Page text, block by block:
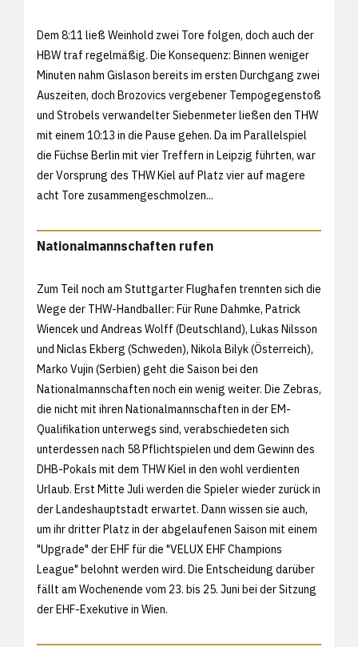
Dem 8:11 ließ Weinhold zwei Tore folgen, doch auch der
HBW traf regelmäßig. Die Konsequenz: Binnen weniger
Minuten nahm Gislason bereits im ersten Durchgang zwei
Auszeiten, doch Brozovics vergebener Tempogegenstoß
und Strobels verwandelter Siebenmeter ließen den THW
mit einem 10:13 in die Pause gehen. Da im Parallelspiel
die Füchse Berlin mit vier Treffern in Leipzig führten, war
der Vorsprung des THW Kiel auf Platz vier auf magere
acht Tore zusammengeschmolzen...
Nationalmannschaften rufen
Zum Teil noch am Stuttgarter Flughafen trennten sich die
Wege der THW-Handballer: Für Rune Dahmke, Patrick
Wiencek und Andreas Wolff (Deutschland), Lukas Nilsson
und Niclas Ekberg (Schweden), Nikola Bilyk (Österreich),
Marko Vujin (Serbien) geht die Saison bei den
Nationalmannschaften noch ein wenig weiter. Die Zebras,
die nicht mit ihren Nationalmannschaften in der EM-
Qualifikation unterwegs sind, verabschiedeten sich
unterdessen nach 58 Pflichtspielen und dem Gewinn des
DHB-Pokals mit dem THW Kiel in den wohl verdienten
Urlaub. Erst Mitte Juli werden die Spieler wieder zurück in
der Landeshauptstadt erwartet. Dann wissen sie auch,
um ihr dritter Platz in der abgelaufenen Saison mit einem
"Upgrade" der EHF für die "VELUX EHF Champions
League" belohnt werden wird. Die Entscheidung darüber
fällt am Wochenende vom 23. bis 25. Juni bei der Sitzung
der EHF-Exekutive in Wien.